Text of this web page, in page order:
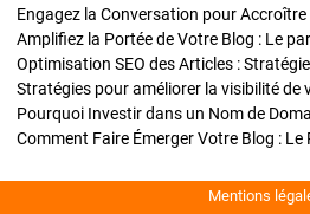
Engagez la Conversation pour
Amplifiez la Portée de Votre Blog : Le
Mentions